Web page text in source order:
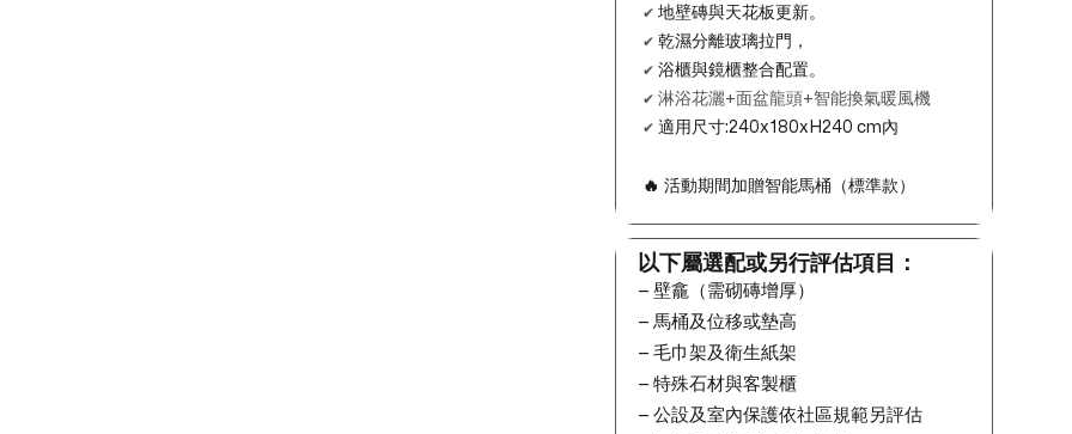
✔ 地壁磚與天花板更新。
✔ 乾濕分離玻璃拉門，
✔ 浴櫃與鏡櫃整合配置。
✔ 淋浴花灑+面盆龍頭+智能換氣暖風機
✔ 適用尺寸:240x180xH240 cm內
🔥 活動期間加贈智能馬桶（標準款）
以下屬選配或另行評估項目：
– 壁龕（需砌磚增厚）
– 馬桶及位移或墊高
– 毛巾架及衛生紙架
– 特殊石材與客製櫃
– 公設及室內保護依社區規範另評估